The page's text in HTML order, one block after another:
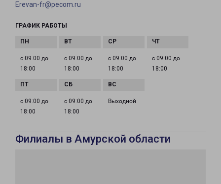
Erevan-fr@pecom.ru
ГРАФИК РАБОТЫ
с 09:00 до
18:00
с 09:00 до
18:00
с 09:00 до
18:00
с 09:00 до
18:00
с 09:00 до
18:00
с 09:00 до
18:00
Выходной
Филиалы в Амурской области